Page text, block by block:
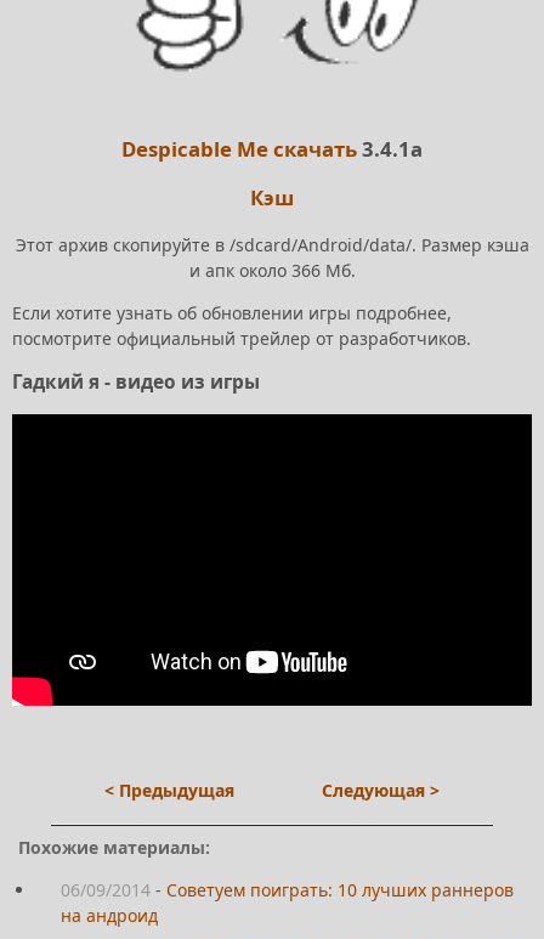
Despicable Me скачать3.4.1a
Кэш
Этот архив скопируйте в /sdcard/Android/data/. Размер кэша
и апк около 366 Мб.
Если хотите узнать об обновлении игры подробнее,
посмотрите официальный трейлер от разработчиков.
Гадкий я - видео из игры
< Предыдущая Следующая >
Похожие материалы:
06/09/2014 - Советуем поиграть: 10 лучших раннеров
на андроид